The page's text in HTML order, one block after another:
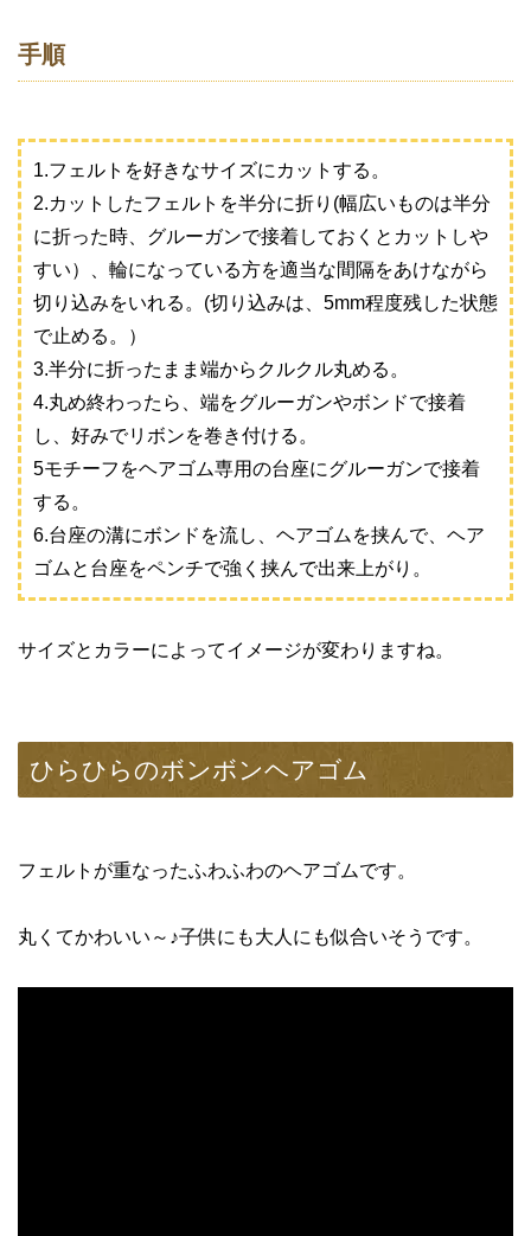
手順
1.フェルトを好きなサイズにカットする。
2.カットしたフェルトを半分に折り(幅広いものは半分
に折った時、グルーガンで接着しておくとカットしや
すい）、輪になっている方を適当な間隔をあけながら
切り込みをいれる。(切り込みは、5mm程度残した状態
で止める。）
3.半分に折ったまま端からクルクル丸める。
4.丸め終わったら、端をグルーガンやボンドで接着
し、好みでリボンを巻き付ける。
5モチーフをヘアゴム専用の台座にグルーガンで接着
する。
6.台座の溝にボンドを流し、ヘアゴムを挟んで、ヘア
ゴムと台座をペンチで強く挟んで出来上がり。
サイズとカラーによってイメージが変わりますね。
ひらひらのボンボンヘアゴム
フェルトが重なったふわふわのヘアゴムです。
丸くてかわいい～♪子供にも大人にも似合いそうです。